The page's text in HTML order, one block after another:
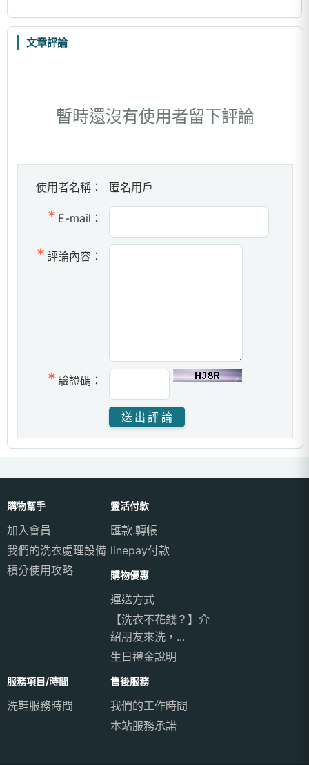
文章評論
暫時還沒有使用者留下評論
使用者名稱： 匿名用戶
E-mail：
評論內容：
驗證碼：
購物幫手
加入會員
我們的洗衣處理設備
積分使用攻略
靈活付款
匯款.轉帳
linepay付款
購物優惠
運送方式
【洗衣不花錢？】介
紹朋友來洗，...
生日禮金說明
服務項目/時間
洗鞋服務時間
售後服務
我們的工作時間
本站服務承諾